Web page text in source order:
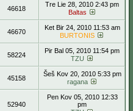
46618
Tre Lie 28, 2010 2:43 pm
Baltas
46670
Ket Bir 24, 2010 11:53 am
BURTONIS
58224
Pir Bal 05, 2010 11:54 pm
TZU
45158
Šeš Kov 20, 2010 5:33 pm
ragana
52940
Pen Kov 05, 2010 12:33
pm